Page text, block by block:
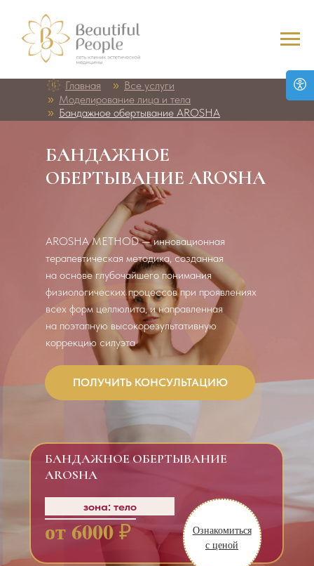
Главная
» Моделирование лица и тела
» Бандажное обертывание AROSHA
Все услуги
»
AROSHA METHOD — инновационная
терапевтическая методика, созданная
на основе глубочайшего понимания
физиологических процессов при проявлениях
всех форм целлюлита, и направленная
на поэтапную высокорезультативную
коррекцию силуэта
БАНДАЖНОЕ
ОБЕРТЫВАНИЕ AROSHA
ПОЛУЧИТЬ КОНСУЛЬТАЦИЮ
БАНДАЖНОЕ ОБЕРТЫВАНИЕ
AROSHA
от 6000₽
зона: тело
Ознакомиться
с ценой